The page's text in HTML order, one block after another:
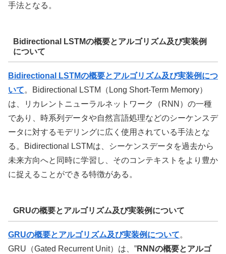
手法となる。
Bidirectional LSTMの概要とアルゴリズム及び実装例
について
Bidirectional LSTMの概要とアルゴリズム及び実装例につ
いて。Bidirectional LSTM（Long Short-Term Memory）
は、リカレントニューラルネットワーク（RNN）の一種
であり、時系列データや自然言語処理などのシーケンスデ
ータに対するモデリングに広く使用されている手法とな
る。Bidirectional LSTMは、シーケンスデータを過去から
未来方向へと同時に学習し、そのコンテキストをより豊か
に捉えることができる特徴がある。
GRUの概要とアルゴリズム及び実装例について
GRUの概要とアルゴリズム及び実装例について。
GRU（Gated Recurrent Unit）は、”RNNの概要とアルゴ